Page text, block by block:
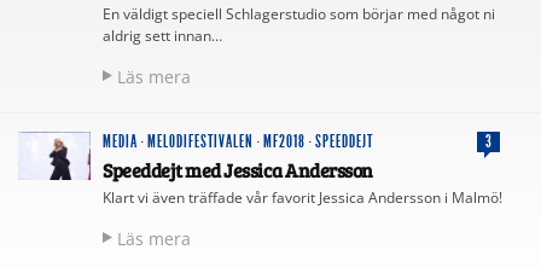
En väldigt speciell Schlagerstudio som börjar med något ni
aldrig sett innan…
Läs mera
MEDIA · MELODIFESTIVALEN · MF2018 ·SPEEDDEJT 3
Speeddejt med Jessica Andersson
Klart vi även träffade vår favorit Jessica Andersson i Malmö!
Läs mera